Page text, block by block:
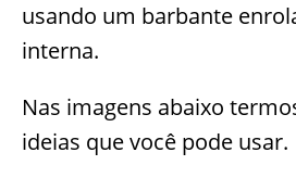
usando um barbante
interna.
Nas imagens abaixo
ideias que você pode usar.